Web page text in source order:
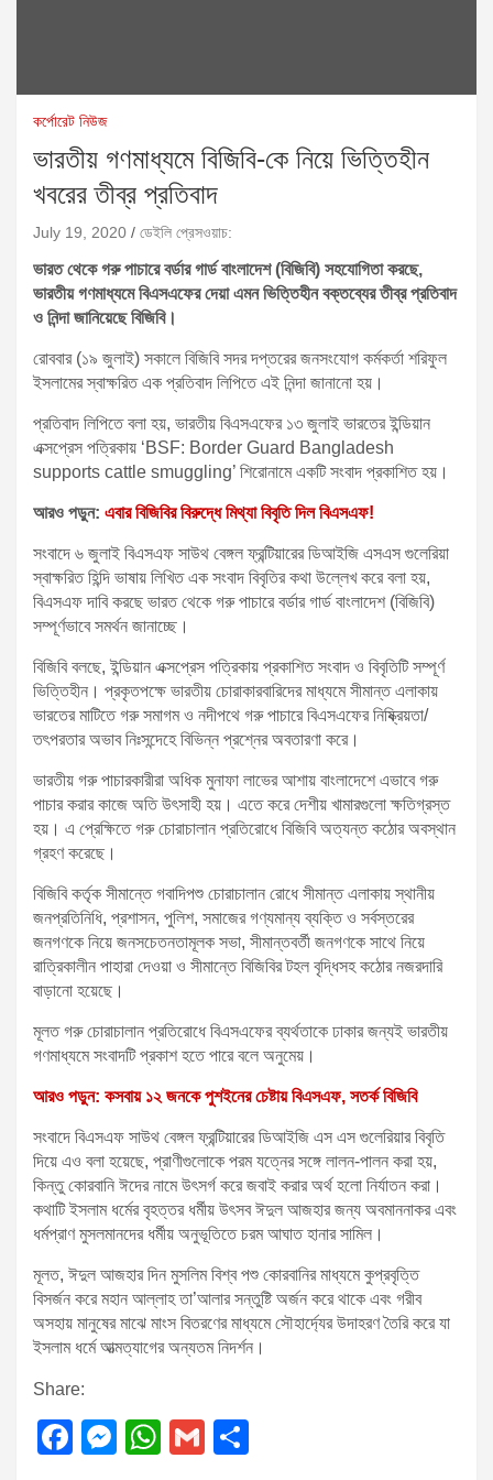
কর্পোরেট নিউজ
ভারতীয় গণমাধ্যমে বিজিবি-কে নিয়ে ভিত্তিহীন
খবরের তীব্র প্রতিবাদ
July 19, 2020 ডেইলি প্রেসওয়াচ:
ভারত থেকে গরু পাচারে বর্ডার গার্ড বাংলাদেশ (বিজিবি) সহযোগিতা করছে,
ভারতীয় গণমাধ্যমে বিএসএফের দেয়া এমন ভিত্তিহীন বক্তব্যের তীব্র প্রতিবাদ
ও নিন্দা জানিয়েছে বিজিবি।
রোববার (১৯ জুলাই) সকালে বিজিবি সদর দপ্তরের জনসংযোগ কর্মকর্তা শরিফুল
ইসলামের স্বাক্ষরিত এক প্রতিবাদ লিপিতে এই নিন্দা জানানো হয়।
প্রতিবাদ লিপিতে বলা হয়, ভারতীয় বিএসএফের ১৩ জুলাই ভারতের ইন্ডিয়ান
এক্সপ্রেস পত্রিকায় ‘BSF: Border Guard Bangladesh
supports cattle smuggling’ শিরোনামে একটি সংবাদ প্রকাশিত হয়।
আরও পড়ুন: এবার বিজিবির বিরুদ্ধে মিথ্যা বিবৃতি দিল বিএসএফ!
সংবাদে ৬ জুলাই বিএসএফ সাউথ বেঙ্গল ফ্রন্টিয়ারের ডিআইজি এসএস গুলেরিয়া
স্বাক্ষরিত হিন্দি ভাষায় লিখিত এক সংবাদ বিবৃতির কথা উল্লেখ করে বলা হয়,
বিএসএফ দাবি করছে ভারত থেকে গরু পাচারে বর্ডার গার্ড বাংলাদেশ (বিজিবি)
সম্পূর্ণভাবে সমর্থন জানাচ্ছে।
বিজিবি বলছে, ইন্ডিয়ান এক্সপ্রেস পত্রিকায় প্রকাশিত সংবাদ ও বিবৃতিটি সম্পূর্ণ
ভিত্তিহীন। প্রকৃতপক্ষে ভারতীয় চোরাকারবারিদের মাধ্যমে সীমান্ত এলাকায়
ভারতের মাটিতে গরু সমাগম ও নদীপথে গরু পাচারে বিএসএফের নিষ্ক্রিয়তা/
তৎপরতার অভাব নিঃসন্দেহে বিভিন্ন প্রশ্নের অবতারণা করে।
ভারতীয় গরু পাচারকারীরা অধিক মুনাফা লাভের আশায় বাংলাদেশে এভাবে গরু
পাচার করার কাজে অতি উৎসাহী হয়। এতে করে দেশীয় খামারগুলো ক্ষতিগ্রস্ত
হয়। এ প্রেক্ষিতে গরু চোরাচালান প্রতিরোধে বিজিবি অত্যন্ত কঠোর অবস্থান
গ্রহণ করেছে।
বিজিবি কর্তৃক সীমান্তে গবাদিপশু চোরাচালান রোধে সীমান্ত এলাকায় স্থানীয়
জনপ্রতিনিধি, প্রশাসন, পুলিশ, সমাজের গণ্যমান্য ব্যক্তি ও সর্বস্তরের
জনগণকে নিয়ে জনসচেতনতামূলক সভা, সীমান্তবর্তী জনগণকে সাথে নিয়ে
রাত্রিকালীন পাহারা দেওয়া ও সীমান্তে বিজিবির টহল বৃদ্ধিসহ কঠোর নজরদারি
বাড়ানো হয়েছে।
মূলত গরু চোরাচালান প্রতিরোধে বিএসএফের ব্যর্থতাকে ঢাকার জন্যই ভারতীয়
গণমাধ্যমে সংবাদটি প্রকাশ হতে পারে বলে অনুমেয়।
আরও পড়ুন: কসবায় ১২ জনকে পুশইনের চেষ্টায় বিএসএফ, সতর্ক বিজিবি
সংবাদে বিএসএফ সাউথ বেঙ্গল ফ্রন্টিয়ারের ডিআইজি এস এস গুলেরিয়ার বিবৃতি
দিয়ে এও বলা হয়েছে, প্রাণীগুলোকে পরম যত্নের সঙ্গে লালন-পালন করা হয়,
কিন্তু কোরবানি ঈদের নামে উৎসর্গ করে জবাই করার অর্থ হলো নির্যাতন করা।
কথাটি ইসলাম ধর্মের বৃহত্তর ধর্মীয় উৎসব ঈদুল আজহার জন্য অবমাননাকর এবং
ধর্মপ্রাণ মুসলমানদের ধর্মীয় অনুভূতিতে চরম আঘাত হানার সামিল।
মূলত, ঈদুল আজহার দিন মুসলিম বিশ্ব পশু কোরবানির মাধ্যমে কুপ্রবৃত্তি
বিসর্জন করে মহান আল্লাহ তা’আলার সন্তুষ্টি অর্জন করে থাকে এবং গরীব
অসহায় মানুষের মাঝে মাংস বিতরণের মাধ্যমে সৌহার্দ্যের উদাহরণ তৈরি করে যা
ইসলাম ধর্মে আত্মত্যাগের অন্যতম নিদর্শন।
Share:
F
M
W
G